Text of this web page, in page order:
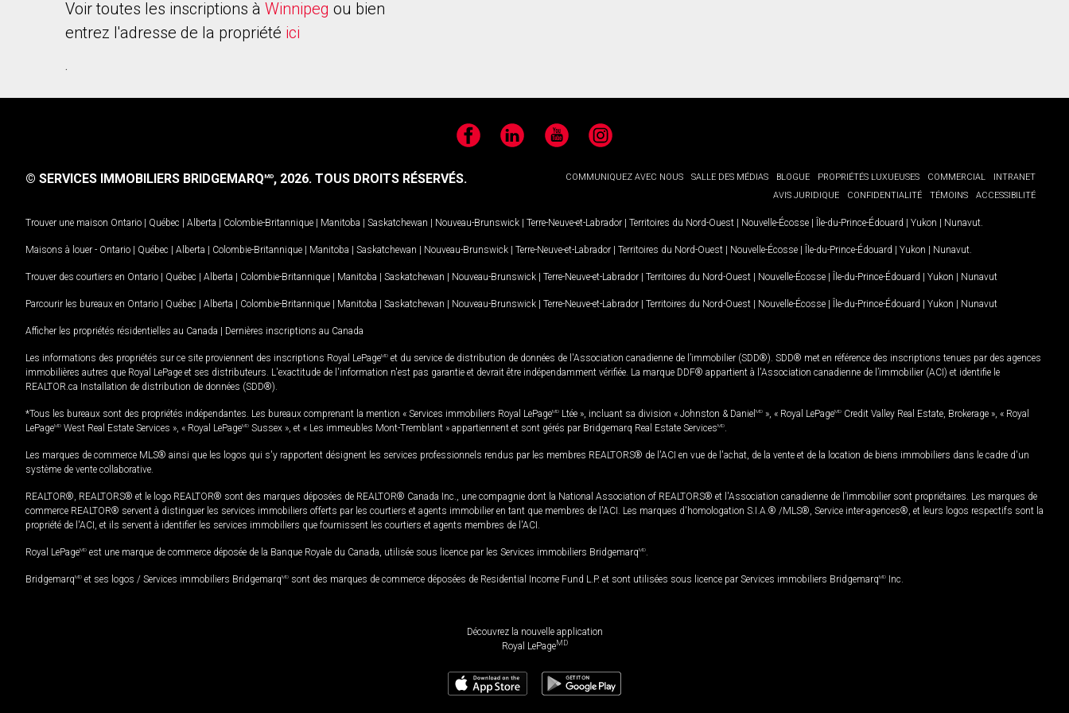
Voir toutes les inscriptions à Winnipeg ou bien
entrez l'adresse de la propriété ici
.
FacebookLinkedIn YouTubeInstagram
COMMUNIQUEZ AVEC NOUS SALLE DES MÉDIAS BLOGUE PROPRIÉTÉS LUXUEUSES COMMERCIAL
INTRANET
AVIS JURIDIQUE
CONFIDENTIALITÉ TÉMOINS ACCESSIBILITÉ
© SERVICES IMMOBILIERS BRIDGEMARQMD, 2026. TOUS DROITS RÉSERVÉS.
Trouver une maison Ontario | Québec | Alberta | Colombie-Britannique | Manitoba | Saskatchewan | Nouveau-Brunswick | Terre-Neuve-et-Labrador | Territoires du Nord-Ouest | Nouvelle-Écosse | Île-du-Prince-Édouard | Yukon | Nunavut
Maisons à louer - Ontario | Québec | Alberta | Colombie-Britannique | Manitoba | Saskatchewan | Nouveau-Brunswick | Terre-Neuve-et-Labrador | Territoires du Nord-Ouest | Nouvelle-Écosse | Île-du-Prince-Édouard | Yukon | Nunavut
Trouver des courtiers en Ontario | Québec | Alberta | Colombie-Britannique | Manitoba | Saskatchewan | Nouveau-Brunswick | Terre-Neuve-et-Labrador | Territoires du Nord-Ouest | Nouvelle-Écosse | Île-du-Prince-Édouard | Yukon | Nunavut
Parcourir les bureaux en Ontario | Québec | Alberta | Colombie-Britannique | Manitoba | Saskatchewan | Nouveau-Brunswick | Terre-Neuve-et-Labrador | Territoires du Nord-Ouest | Nouvelle-Écosse | Île-du-Prince-Édouard | Yukon | Nunavut
Afficher les propriétés résidentielles au Canada | Dernières inscriptions au Canada
Les informations des propriétés sur ce site proviennent des inscriptions Royal LePageMD et du service de distribution de données de l'Association canadienne de l’immobilier (SDD®). SDD® met en référence des inscriptions tenues par des agences
immobilières autres que Royal LePage et ses distributeurs. L'exactitude de l'information n'est pas garantie et devrait être indépendamment vérifiée. La marque DDF® appartient à l'Association canadienne de l’immobilier (ACI) et identifie le
REALTOR.ca Installation de distribution de données (SDD®).
*Tous les bureaux sont des propriétés indépendantes. Les bureaux comprenant la mention « Services immobiliers Royal LePageMD Ltée », incluant sa division « Johnston & Daniel MD », « Royal LePageMD Credit Valley Real Estate, Brokerage », « Royal
LePageMD West Real Estate Services », « Royal LePageMD Sussex », et « Les immeubles Mont-Tremblant » appartiennent et sont gérés par Bridgemarq Real Estate ServicesMD
Les marques de commerce MLS® ainsi que les logos qui s'y rapportent désignent les services professionnels rendus par les membres REALTORS® de l'ACI en vue de l'achat, de la vente et de la location de biens immobiliers dans le cadre d'un
système de vente collaborative.
REALTOR®, REALTORS® et le logo REALTOR® sont des marques déposées de REALTOR® Canada Inc., une compagnie dont la National Association of REALTORS® et l'Association canadienne de l’immobilier sont propriétaires. Les marques de
commerce REALTOR® servent à distinguer les services immobiliers offerts par les courtiers et agents immobilier en tant que membres de l'ACI. Les marques d'homologation S.I.A.® /MLS®, Service inter-agences®, et leurs logos respectifs sont la
propriété de l'ACI, et ils servent à identifier les services immobiliers que fournissent les courtiers et agents membres de l'ACI.
Royal LePageMD est une marque de commerce déposée de la Banque Royale du Canada, utilisée sous licence par les Services immobiliers BridgemarqMD
BridgemarqMD et ses logos / Services immobiliers BridgemarqMD sont des marques de commerce déposées de Residential Income Fund L.P. et sont utilisées sous licence par Services immobiliers BridgemarqMD Inc.
Découvrez la nouvelle application
Royal LePageMD